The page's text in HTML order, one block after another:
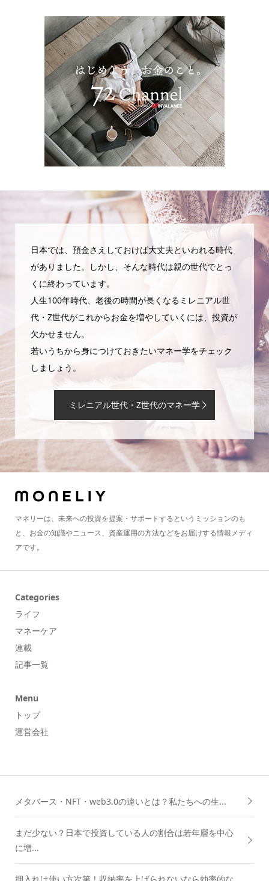
日本では、預金さえしておけば大丈夫といわれる時代
がありました。しかし、そんな時代は親の世代でとっ
くに終わっています。
人生100年時代、老後の時間が長くなるミレニアル世
代・Z世代がこれからお金を増やしていくには、投資が
欠かせません。
若いうちから身につけておきたいマネー学をチェック
しましょう。
ミレニアル世代・Z世代のマネー学
マネリーは、未来への投資を提案・サポートするというミッションのも
と、お金の知識やニュース、資産運用の方法などをお届けする情報メディ
アです。
Categories
ライフ
マネーケア
連載
記事一覧
Menu
トップ
運営会社
メタバース・NFT・web3.0の違いとは？私たちへの生...
まだ少ない？日本で投資している人の割合は若年層を中心
に増...
押入れは使い方次第！収納率を上げられないなら効率的な